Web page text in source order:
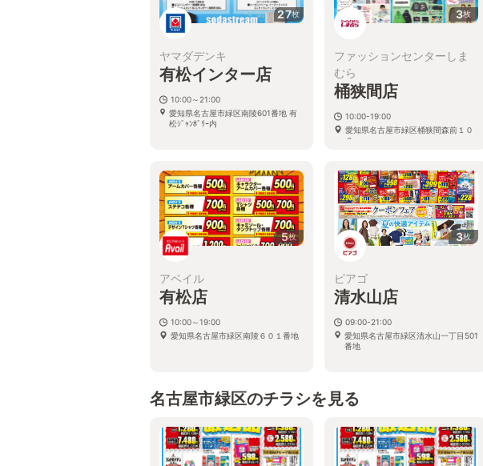
27枚
ヤマダデンキ
有松インター店
10:00～21:00
愛知県名古屋市緑区南陵601番地 有
松ｼﾞｬﾝﾎﾞﾘｰ内
3枚
ファッションセンターしま
むら
桶狭間店
10:00-19:00
愛知県名古屋市緑区桶狭間森前１０
３
5枚
アベイル
有松店
10:00～19:00
愛知県名古屋市緑区南陵６０１番地
3枚
ピアゴ
清水山店
09:00-21:00
愛知県名古屋市緑区清水山一丁目501
番地
名古屋市緑区のチラシを見る